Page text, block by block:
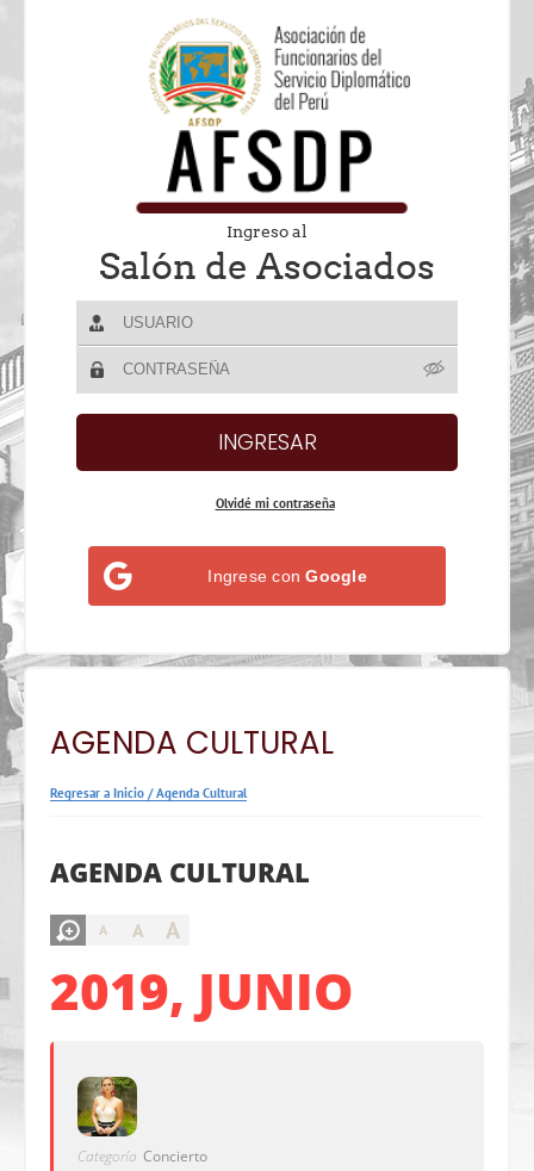
Ingreso al
Salón de Asociados
Olvidé mi contraseña
Ingrese conGoogle
AGENDA CULTURAL
Regresar a Inicio /Agenda Cultural
AGENDA CULTURAL
A A A
2019, JUNIO
Categoría Concierto